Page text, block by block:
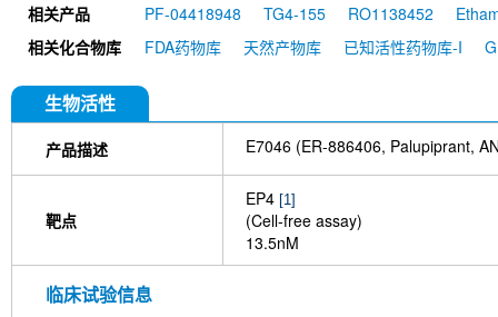
相关产品
PF-04418948 TG4-155 RO1138452
相关化合物库
FDA药物库 天然产物库 已知活性药物库-I
生物活性
产品描述 E7046 (ER-886406, Palupiprant,
靶点
EP4 [1]
(Cell-free assay)
13.5nM
临床试验信息